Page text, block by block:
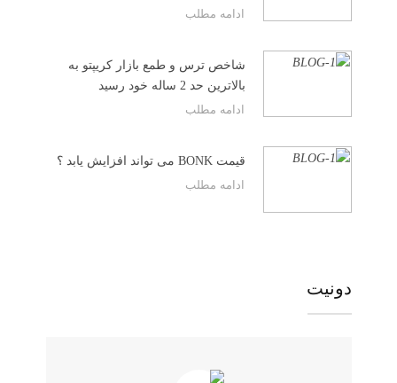
ادامه مطلب
شاخص ترس و طمع بازار کریپتو به
بالاترین حد 2 ساله خود رسید
ادامه مطلب
قیمت BONK می تواند افزایش یابد ؟
ادامه مطلب
دونیت